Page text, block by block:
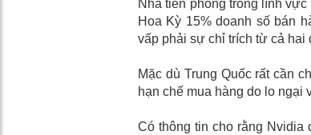
Nhà tiên phong trong lĩnh
Hoa Kỳ 15% doanh số bán
vấp phải sự chỉ trích từ cả hai
Mặc dù Trung Quốc rất cần
hạn chế mua hàng do lo ngại
Có thông tin cho rằng Nvidia